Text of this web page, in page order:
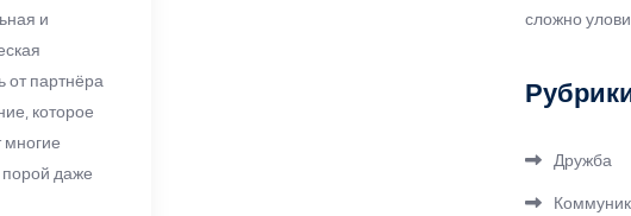
и
от партнёра
которое
многие
даже
сложно
Дружба